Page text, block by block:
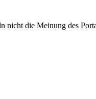
nicht die Meinung des